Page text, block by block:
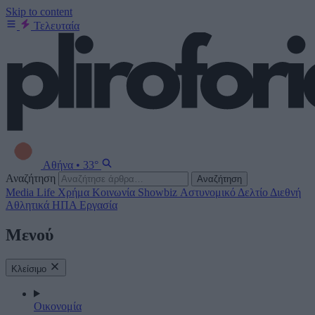
Skip to content
Τελευταία
Αθήνα • 33°
Αναζήτηση
Αναζήτηση
Media Life Χρήμα Κοινωνία Showbiz Αστυνομικό Δελτίο Διεθνή
Αθλητικά ΗΠΑ Εργασία
Μενού
Κλείσιμο
Οικονομία